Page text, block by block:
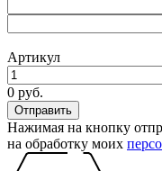
Артикул
0 руб.
Нажимая на кнопку
на обработку моих